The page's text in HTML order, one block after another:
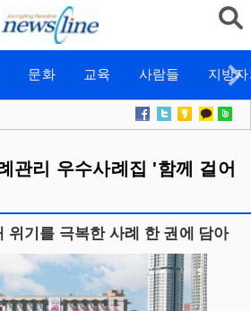
문화 교육 사람들 지방
관리 우수사례집 '함께 걸어
위기를 극복한 사례 한 권에 담아